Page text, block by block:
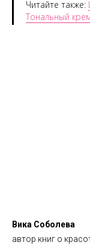
Читайте также:
Тональный
Вика Соболева
автор книг о